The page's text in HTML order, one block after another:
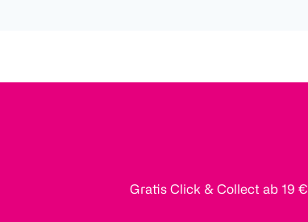
Gratis Click & Collect ab 19 €